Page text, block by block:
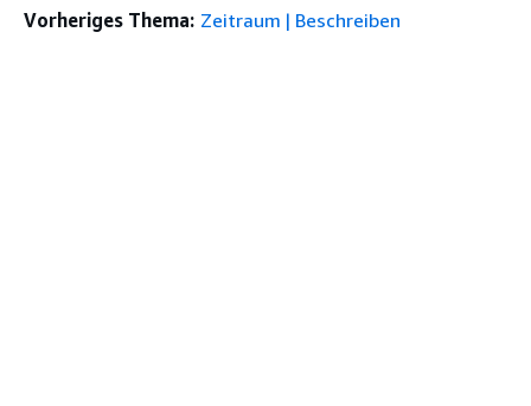
Vorheriges Thema: Zeitraum | Beschreiben